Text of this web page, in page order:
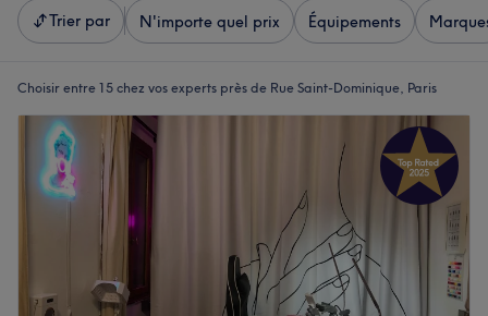
Trier par N'importe quel prix Équipements
Choisir entre 15 chez vos experts près de Rue Saint-Dominique, Paris